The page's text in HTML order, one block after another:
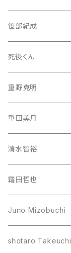
笹部紀成
死後くん
重野克明
重田美月
清水智裕
霜田哲也
Juno Mizobuchi
shotaro Takeuchi